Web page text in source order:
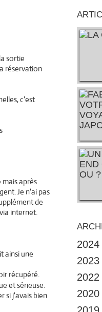
sortie
réservation
c'est
après
Je n'ai pas
de
internet.
ainsi une
récupéré.
et sérieuse.
si j'avais bien
2024
2023
2022
2020